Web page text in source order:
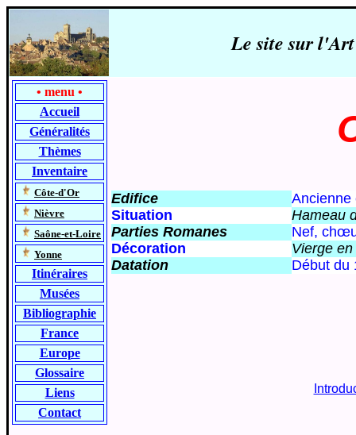
Le site sur
• menu •
Accueil
Généralités
Thèmes
Inventaire
Côte-d'Or
Nièvre
Saône-et-Loire
Yonne
Itinéraires
Musées
Bibliographie
France
Europe
Glossaire
Liens
Contact
Edifice
Ancienne
Situation
Hameau
Parties Romanes
Nef,
Décoration
Vierge
Datation
Début du